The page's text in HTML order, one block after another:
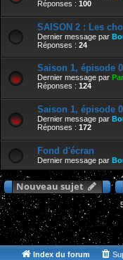
Réponses : 100
SAISON 2 : Les
Dernier message par
Réponses : 24
Saison 1, épisode
Dernier message par
Réponses : 124
Saison 1, épisode
Dernier message par
Réponses : 172
Fond d'écran
Dernier message par
Nouveau sujet
Index du forum